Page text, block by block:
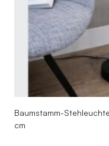
Baumstamm-
cm